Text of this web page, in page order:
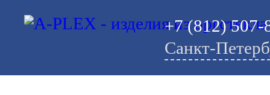
+7 (812) 507-
Санкт-